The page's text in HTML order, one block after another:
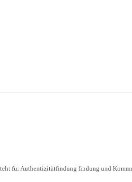
für Authentizitätfindung findung und